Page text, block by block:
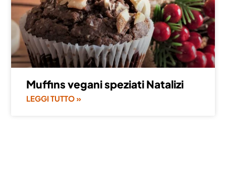
Muffins vegani speziati Natalizi
LEGGI TUTTO »